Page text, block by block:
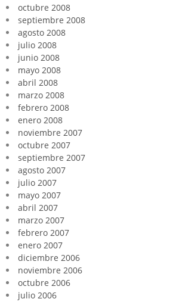
octubre 2008
septiembre 2008
agosto 2008
julio 2008
junio 2008
mayo 2008
abril 2008
marzo 2008
febrero 2008
enero 2008
noviembre 2007
octubre 2007
septiembre 2007
agosto 2007
julio 2007
mayo 2007
abril 2007
marzo 2007
febrero 2007
enero 2007
diciembre 2006
noviembre 2006
octubre 2006
julio 2006